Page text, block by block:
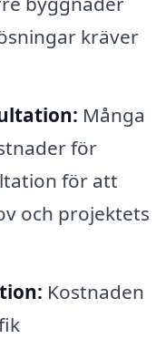
kräver
Många
för
för att
och projektets
Kostnaden